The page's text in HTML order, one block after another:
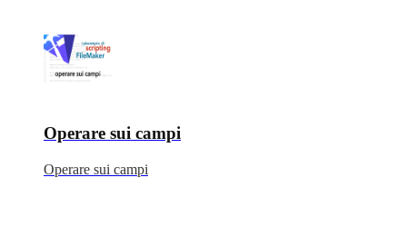
Operare sui campi
Operare sui campi